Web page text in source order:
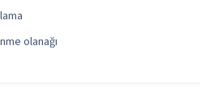
olanağı